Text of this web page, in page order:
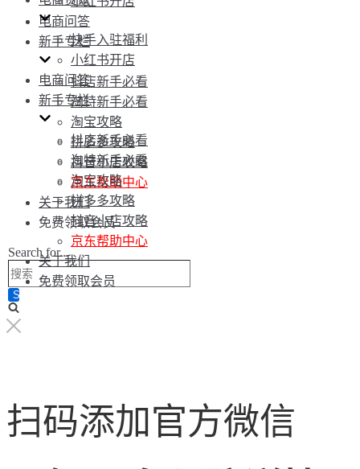
电商问答
新手专栏
抖店新手必看
淘特新手必看
淘宝攻略
拼多多攻略
抖音小店攻略
京东帮助中心
关于我们
免费领取会员
Search for...
快手入驻福利
小红书开店
电商问答
新手专栏
抖店新手必看
淘特新手必看
淘宝攻略
拼多多攻略
抖音小店攻略
京东帮助中心
关于我们
免费领取会员
扫码添加官方微信